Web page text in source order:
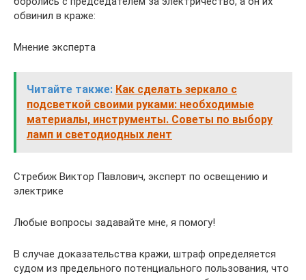
обвинил в краже:
Мнение эксперта
Читайте также: Как сделать зеркало с
подсветкой своими руками: необходимые
материалы, инструменты. Советы по выбору
ламп и светодиодных лент
Стребиж Виктор Павлович, эксперт по освещению и
электрике
Любые вопросы задавайте мне, я помогу!
В случае доказательства кражи, штраф определяется
судом из предельного потенциального пользования, что